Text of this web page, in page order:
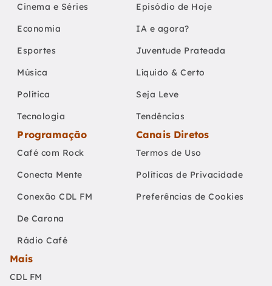
Cinema e Séries
Economia
Esportes
Música
Política
Tecnologia
Episódio de Hoje
IA e agora?
Juventude Prateada
Líquido & Certo
Seja Leve
Tendências
Programação
Café com Rock
Conecta Mente
Conexão CDL FM
De Carona
Rádio Café
Canais Diretos
Termos de Uso
Políticas de Privacidade
Preferências de Cookies
Mais
CDL FM